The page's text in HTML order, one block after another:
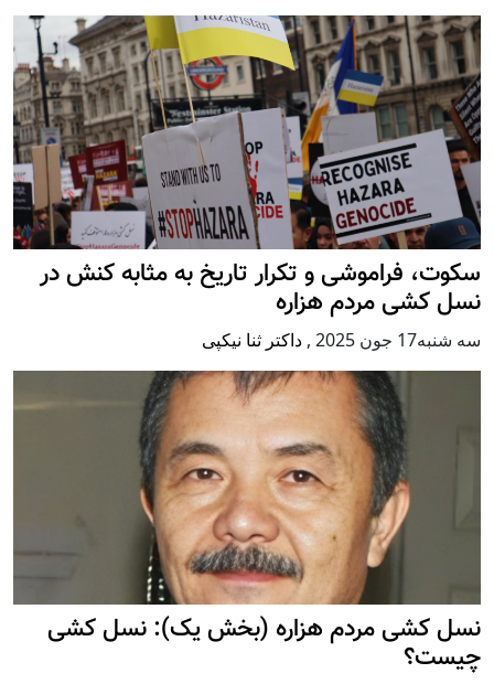
سکوت، فراموشی و تکرار تاريخ به مثابه کنش در
نسل کشی مردم هزاره
سه شنبه17 جون 2025 , داکتر ثنا نیکپی
نسل کشی مردم هزاره (بخش یک): نسل کشی
چیست؟